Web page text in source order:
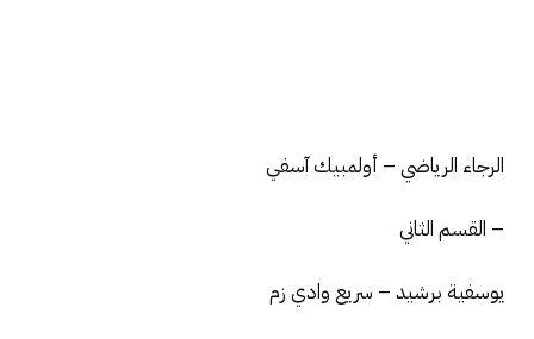
الرجاء الرياضي – أولمبيك آسفي
– القسم الثاني
يوسفية برشيد – سريع وادي زم